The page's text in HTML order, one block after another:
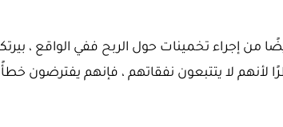
من إجراء تخمينات حول الربح ففي الواقع ،
لأنهم لا يتتبعون نفقاتهم ، فإنهم يفترضون